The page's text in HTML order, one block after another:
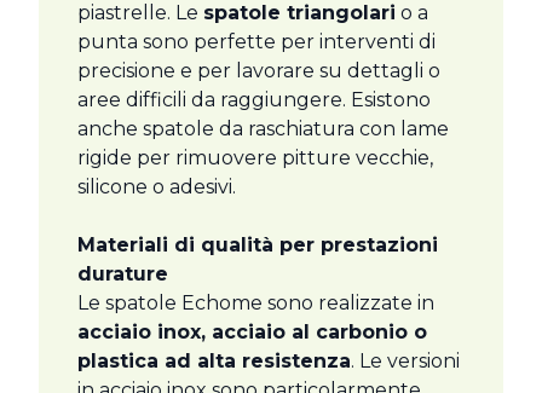
piastrelle. Le spatole triangolari o a
punta sono perfette per interventi di
precisione e per lavorare su dettagli o
aree difficili da raggiungere. Esistono
anche spatole da raschiatura con lame
rigide per rimuovere pitture vecchie,
silicone o adesivi.
Materiali di qualità per prestazioni
durature
Le spatole Echome sono realizzate in
acciaio inox, acciaio al carbonio o
plastica ad alta resistenza. Le versioni